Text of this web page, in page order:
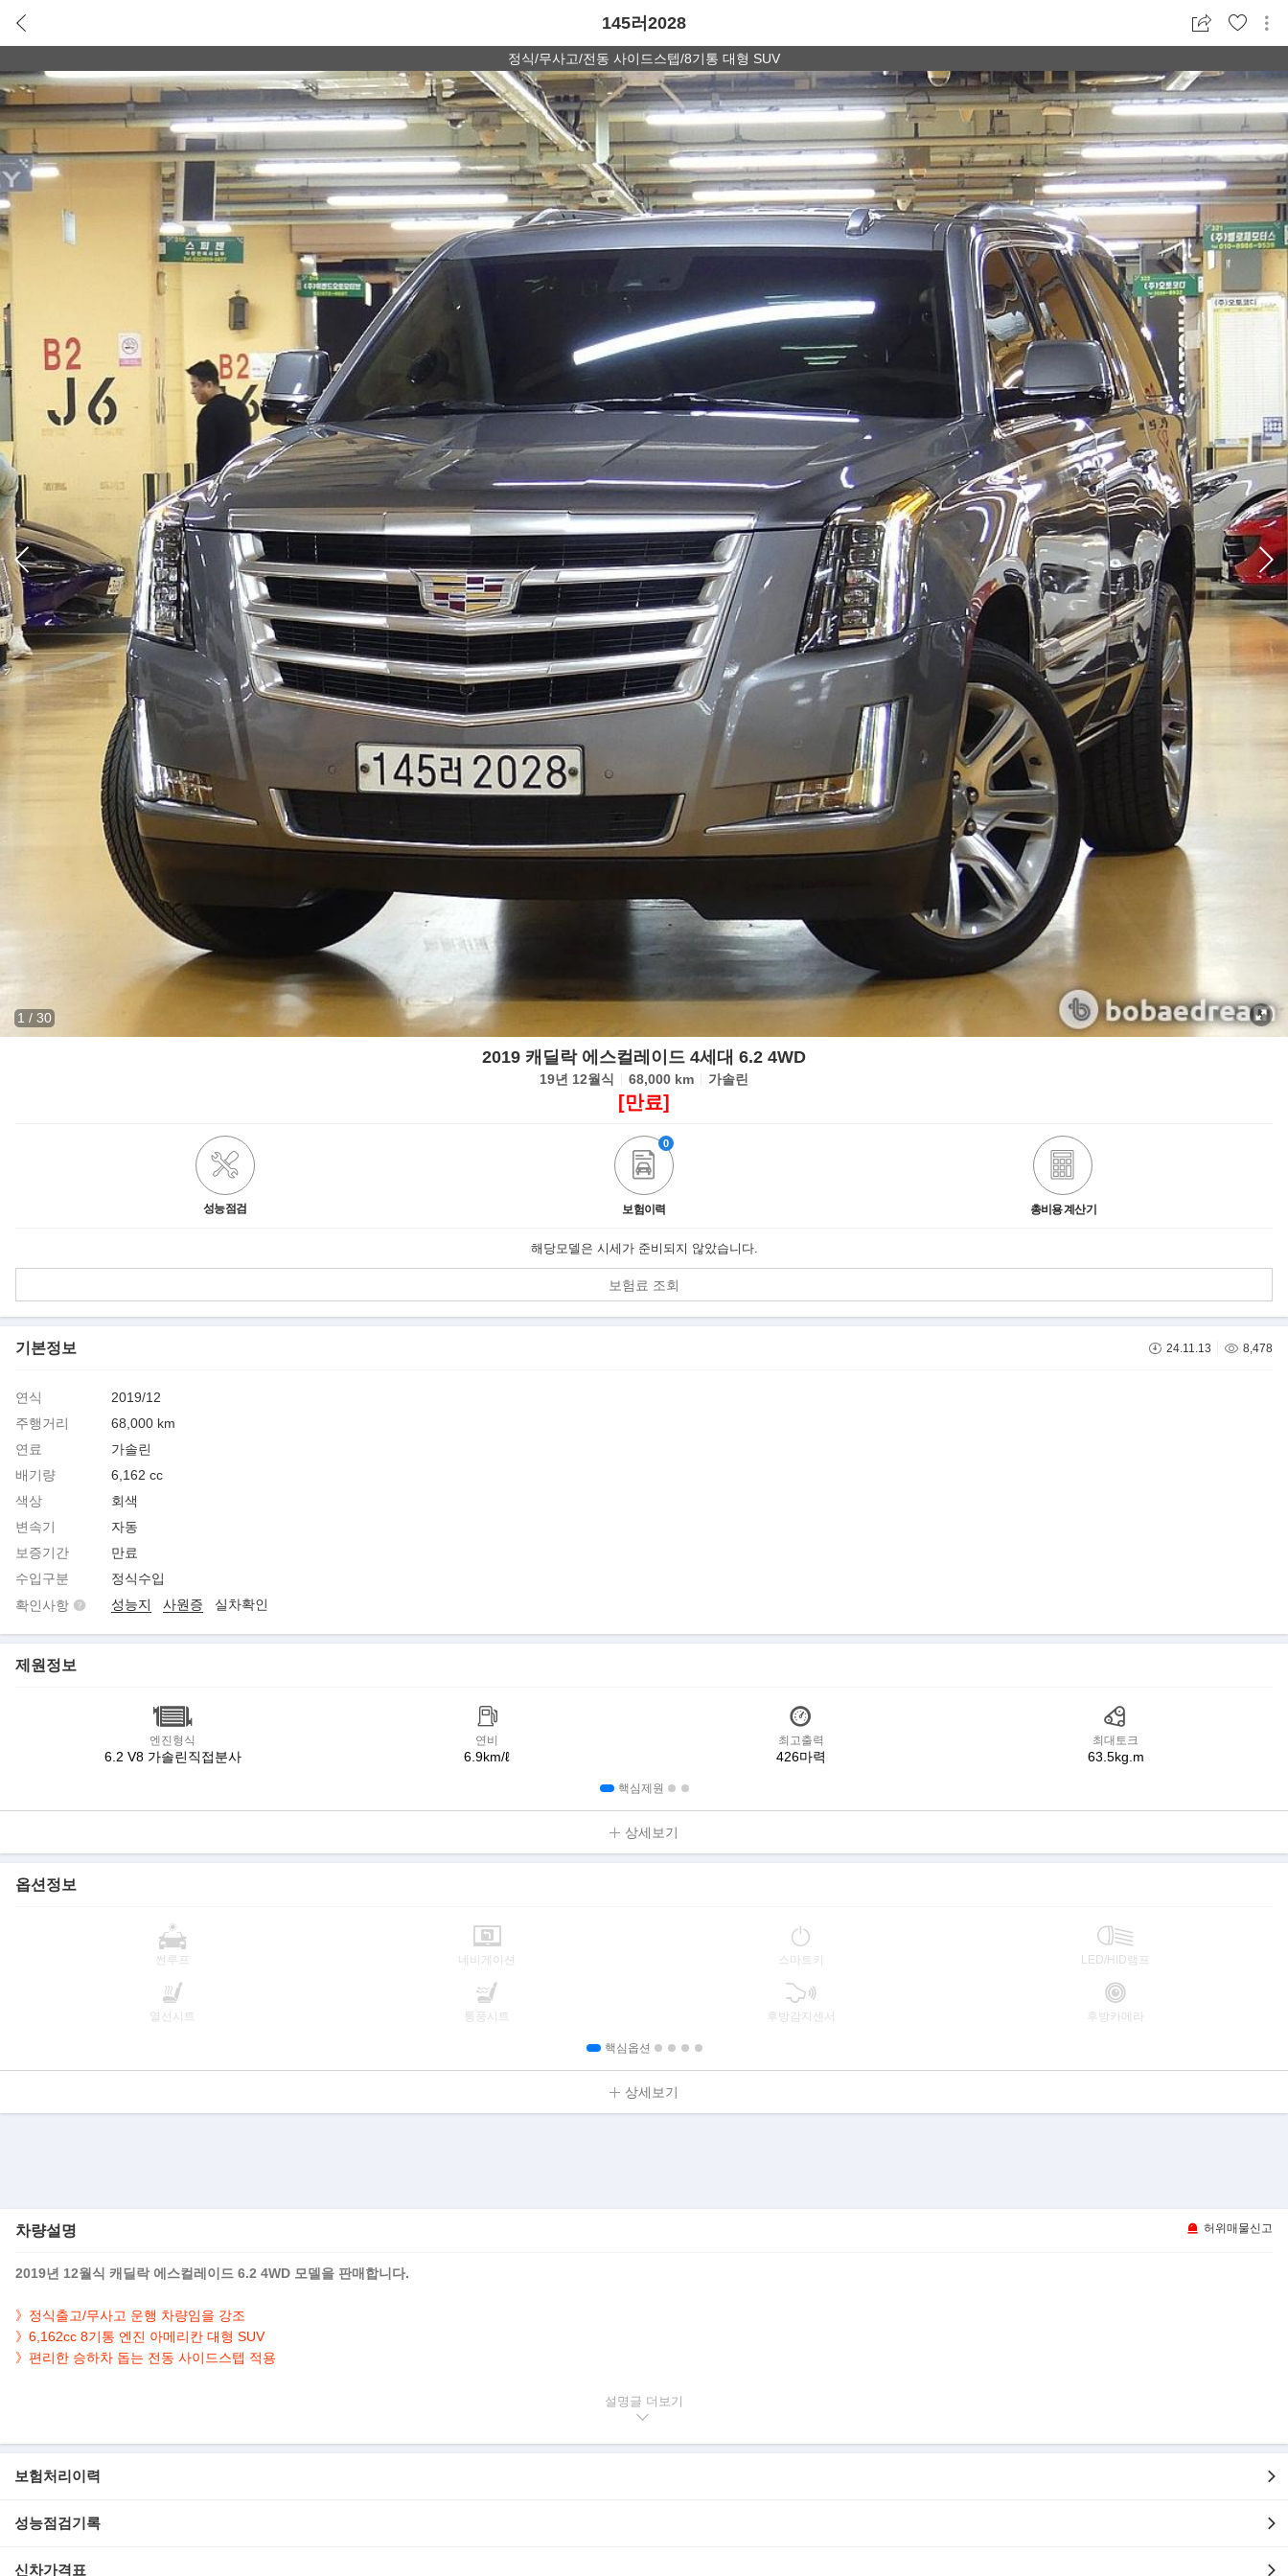
145러2028
정식/무사고/전동 사이드스텝/8기통 대형 SUV
1 / 30
2019 캐딜락 에스컬레이드 4세대 6.2 4WD
19년 12월식 68,000 km 가솔린
[만료]
성능점검 보험이력
0
총비용 계산기
해당모델은 시세가 준비되지 않았습니다.
보험료 조회
기본정보 24.11.13 8,478
연식
2019/12
주행거리
68,000 km
연료
가솔린
배기량
6,162 cc
색상
회색
변속기
자동
보증기간
만료
수입구분
정식수입
확인사항
성능지 사원증 실차확인
제원정보
엔진형식
6.2 V8 가솔린직접분사
연비
6.9km/ℓ
최고출력
426마력
최대토크
63.5kg.m
핵심제원
상세보기
옵션정보
썬루프 네비게이션 스마트키 LED/HID램프
열선시트 통풍시트 후방감지센서 후방카메라
핵심옵션
상세보기
차량설명 허위매물신고
2019년 12월식 캐딜락 에스컬레이드 6.2 4WD 모델을 판매합니다.
》정식출고/무사고 운행 차량임을 강조
》6,162cc 8기통 엔진 아메리칸 대형 SUV
》편리한 승하차 돕는 전동 사이드스텝 적용
- 무사고 운행
- 8기통 엔진 대형 SUV
- 깔끔하게 관리된 내/외관 보유
설명글
보험처리이력
성능점검기록
신차가격표